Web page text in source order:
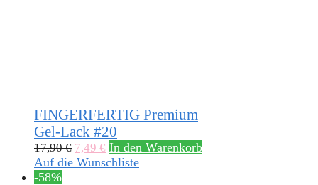
FINGERFERTIG Premium
Gel-Lack #20
17,90€ 7,49 € In den Warenkorb
Auf die Wunschliste
-58%